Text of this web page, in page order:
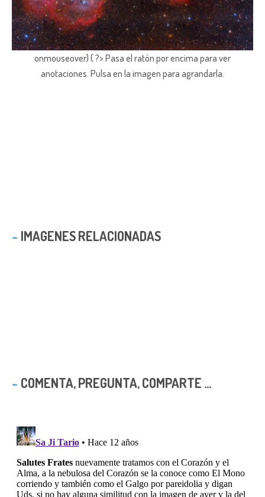
onmouseover) { ?> Pasa el ratón por encima para ver
anotaciones. Pulsa en la imagen para agrandarla.
IMAGENES RELACIONADAS
COMENTA, PREGUNTA, COMPARTE ...